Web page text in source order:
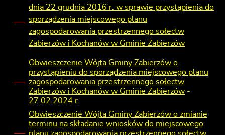
dnia 22 grudnia 2016 r. w sprawie przystąpienia do
sporządzenia miejscowego planu
zagospodarowania przestrzennego sołectw
Zabierzów i Kochanów w Gminie Zabierzów
Obwieszczenie Wójta Gminy Zabierzów o
przystąpieniu do sporządzenia miejscowego planu
zagospodarowania przestrzennego sołectw
Zabierzów i Kochanów w Gminie Zabierzów -
27.02.2024 r.
Obwieszczenie Wójta Gminy Zabierzów o zmianie
terminu na składanie wniosków do miejscowego
planu zagospodarowania przestrzennego sołectw